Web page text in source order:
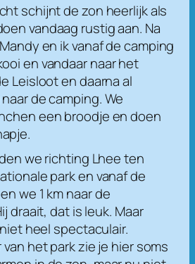
schijnt de zon heerlijk als
vandaag rustig aan. Na
en ik vanaf de camping
en vandaar naar het
Leisloot en daarna al
de camping. We
een broodje en doen
we richting Lhee ten
park en vanaf de
we 1 km naar de
draait, dat is leuk. Maar
heel spectaculair.
het park zie je hier soms